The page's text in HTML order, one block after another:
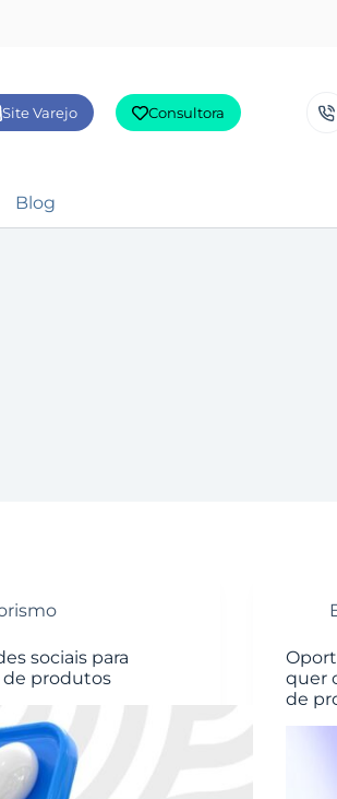
Site Varejo Consultora
Blog
sociais para
de produtos
quer
de